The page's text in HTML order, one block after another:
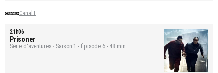
Canal+
21h06
Prisoner
Série d'aventures - Saison 1 - Épisode 6 - 48 min.